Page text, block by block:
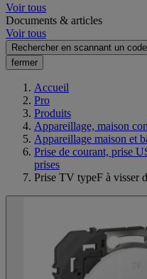
Voir tous
Documents & articles
Voir tous
Rechercher en scannant un
fermer
Accueil
Pro
Produits
Appareillage, maison
Appareillage maison et
Prise de courant, prise
prises
Prise TV typeF à visser